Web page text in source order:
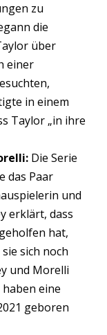
zu
die
über
einer
in einem
Taylor „in ihre
Die Serie
das Paar
und
erklärt, dass
hat,
sich noch
und Morelli
eine
geboren